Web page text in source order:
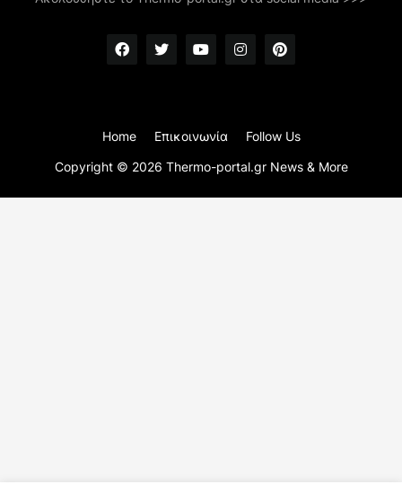
Copyright © 2026 Thermo-portal.gr News & More
Home Επικοινωνία Follow Us